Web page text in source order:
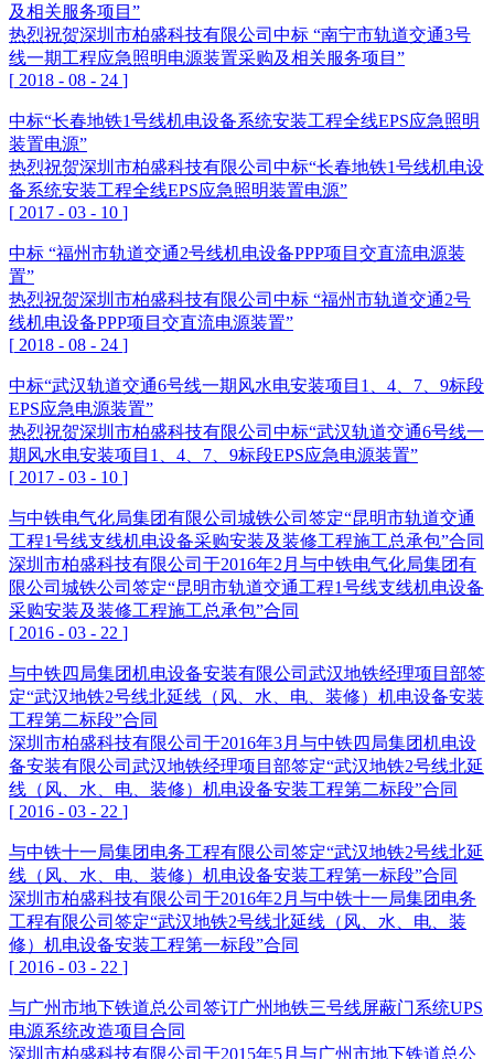
及相关服务项目”
热烈祝贺深圳市柏盛科技有限公司中标 “南宁市轨道交通3号
线一期工程应急照明电源装置采购及相关服务项目”
[ 2018 - 08 - 24 ]
中标“长春地铁1号线机电设备系统安装工程全线EPS应急照明
装置电源”
热烈祝贺深圳市柏盛科技有限公司中标“长春地铁1号线机电设
备系统安装工程全线EPS应急照明装置电源”
[ 2017 - 03 - 10 ]
中标 “福州市轨道交通2号线机电设备PPP项目交直流电源装
置”
热烈祝贺深圳市柏盛科技有限公司中标 “福州市轨道交通2号
线机电设备PPP项目交直流电源装置”
[ 2018 - 08 - 24 ]
中标“武汉轨道交通6号线一期风水电安装项目1、4、7、9标段
EPS应急电源装置”
热烈祝贺深圳市柏盛科技有限公司中标“武汉轨道交通6号线一
期风水电安装项目1、4、7、9标段EPS应急电源装置”
[ 2017 - 03 - 10 ]
与中铁电气化局集团有限公司城铁公司签定“昆明市轨道交通
工程1号线支线机电设备采购安装及装修工程施工总承包”合同
深圳市柏盛科技有限公司于2016年2月与中铁电气化局集团有
限公司城铁公司签定“昆明市轨道交通工程1号线支线机电设备
采购安装及装修工程施工总承包”合同
[ 2016 - 03 - 22 ]
与中铁四局集团机电设备安装有限公司武汉地铁经理项目部签
定“武汉地铁2号线北延线（风、水、电、装修）机电设备安装
工程第二标段”合同
深圳市柏盛科技有限公司于2016年3月与中铁四局集团机电设
备安装有限公司武汉地铁经理项目部签定“武汉地铁2号线北延
线（风、水、电、装修）机电设备安装工程第二标段”合同
[ 2016 - 03 - 22 ]
与中铁十一局集团电务工程有限公司签定“武汉地铁2号线北延
线（风、水、电、装修）机电设备安装工程第一标段”合同
深圳市柏盛科技有限公司于2016年2月与中铁十一局集团电务
工程有限公司签定“武汉地铁2号线北延线（风、水、电、装
修）机电设备安装工程第一标段”合同
[ 2016 - 03 - 22 ]
与广州市地下铁道总公司签订广州地铁三号线屏蔽门系统UPS
电源系统改造项目合同
深圳市柏盛科技有限公司于2015年5月与广州市地下铁道总公